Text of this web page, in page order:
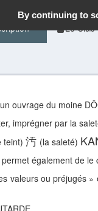
Le Club
ouvrage du moine
imprégner par la
teint) 汚 (la saleté)
également de le
valeurs ou préjugés
By continuing to